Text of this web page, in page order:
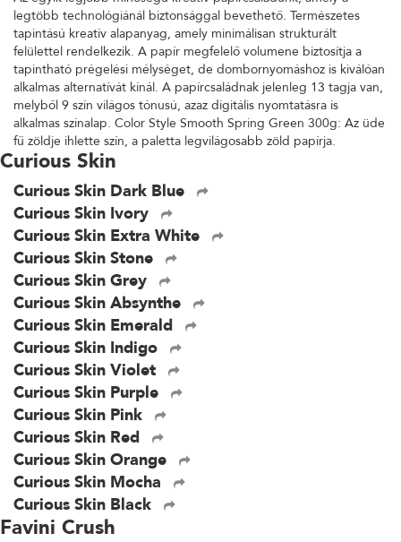
legtöbb technológiánál biztonsággal bevethető. Természetes
tapintású kreatív alapanyag, amely minimálisan strukturált
felülettel rendelkezik. A papír megfelelő volumene biztosítja a
tapintható prégelési mélységet, de dombornyomáshoz is kiválóan
alkalmas alternatívát kínál. A papírcsaládnak jelenleg 13 tagja van,
melyből 9 szín világos tónusú, azaz digitális nyomtatásra is
alkalmas színalap. Color Style Smooth Spring Green 300g: Az üde
fű zöldje ihlette szín, a paletta legvilágosabb zöld papírja.
Curious Skin
Curious Skin Dark Blue
Curious Skin Ivory
Curious Skin Extra White
Curious Skin Stone
Curious Skin Grey
Curious Skin Absynthe
Curious Skin Emerald
Curious Skin Indigo
Curious Skin Violet
Curious Skin Purple
Curious Skin Pink
Curious Skin Red
Curious Skin Orange
Curious Skin Mocha
Curious Skin Black
Favini Crush